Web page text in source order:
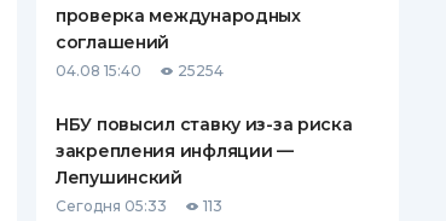
ПУТЕВОДИТЕЛИ ПО
СТРАХОВЫЕ КОМПАНИИ
ОТЗЫВЫ О СТРАХОВЫХ
проверка международных
соглашений
04.08 15:40 25254
НБУ повысил ставку из-за риска
закрепления инфляции —
Лепушинский
Сегодня 05:33 113